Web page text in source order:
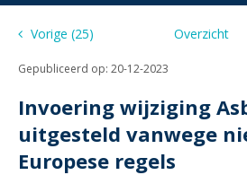
Vorige (25) Overzicht
Gepubliceerd op: 20-12-2023
Invoering wijziging
uitgesteld vanwege
Europese regels